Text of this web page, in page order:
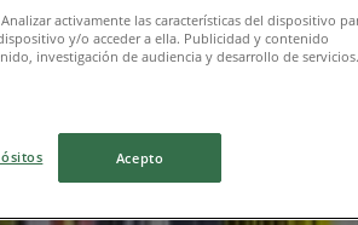
activamente las características del dispositivo
y/o acceder a ella. Publicidad y contenido
investigación de audiencia y desarrollo de servicios.
Acepto